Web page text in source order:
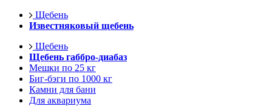
Щебень
Известняковый щебень
Щебень
Щебень габбро-диабаз
Мешки по 25 кг
Биг-бэги по 1000 кг
Камни для бани
Для аквариума